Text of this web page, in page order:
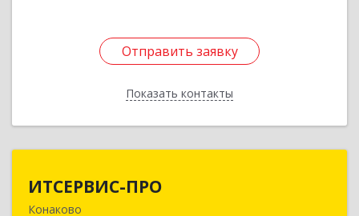
Отправить заявку
Показать контакты
Отправить заявку
Назад
ИТСЕРВИС-ПРО
Конаково171252, Тверская обл, Конаковский р-н,